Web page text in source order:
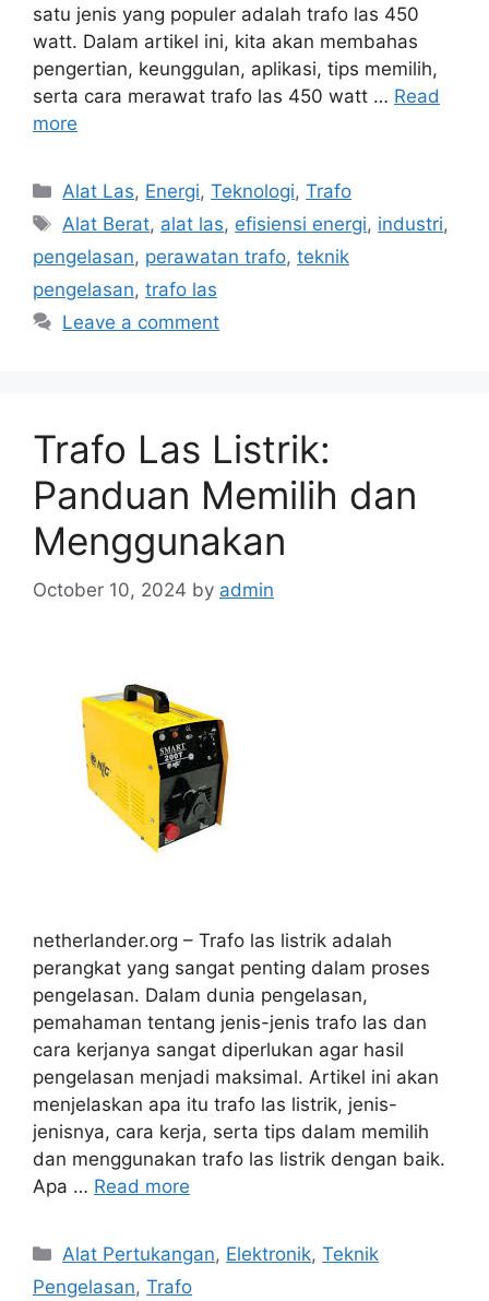
satu jenis yang populer adalah trafo las 450
watt. Dalam artikel ini, kita akan membahas
pengertian, keunggulan, aplikasi, tips memilih,
serta cara merawat trafo las 450 watt … Read
more
Categories
Alat Las, Energi,Teknologi,Trafo
Tags
Alat Berat, alat las, efisiensi energi, industri,
pengelasan, perawatan trafo, teknik
pengelasan, trafo las
Leave a comment
Trafo Las Listrik:
Panduan Memilih dan
Menggunakan
October 10, 2024 by admin
netherlander.org – Trafo las listrik adalah
perangkat yang sangat penting dalam proses
pengelasan. Dalam dunia pengelasan,
pemahaman tentang jenis-jenis trafo las dan
cara kerjanya sangat diperlukan agar hasil
pengelasan menjadi maksimal. Artikel ini akan
menjelaskan apa itu trafo las listrik, jenis-
jenisnya, cara kerja, serta tips dalam memilih
dan menggunakan trafo las listrik dengan baik.
Apa … Read more
Categories
Alat Pertukangan, Elektronik,Teknik
Pengelasan, Trafo